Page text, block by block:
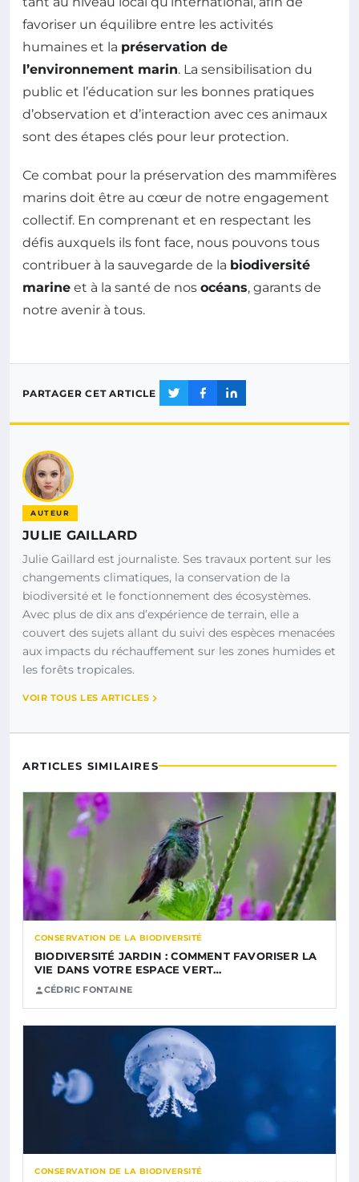
favoriser un équilibre entre les activités
humaines et la préservation de
l’environnement marin. La sensibilisation du
public et l’éducation sur les bonnes pratiques
d’observation et d’interaction avec ces animaux
sont des étapes clés pour leur protection.
Ce combat pour la préservation des mammifères
marins doit être au cœur de notre engagement
collectif. En comprenant et en respectant les
défis auxquels ils font face, nous pouvons tous
contribuer à la sauvegarde de la biodiversité
marine et à la santé de nos océans, garants de
notre avenir à tous.
PARTAGER CET ARTICLE
AUTEUR
JULIE GAILLARD
Julie Gaillard est journaliste. Ses travaux portent sur les
changements climatiques, la conservation de la
biodiversité et le fonctionnement des écosystèmes.
Avec plus de dix ans d’expérience de terrain, elle a
couvert des sujets allant du suivi des espèces menacées
aux impacts du réchauffement sur les zones humides et
les forêts tropicales.
VOIR TOUS LES ARTICLES
ARTICLES SIMILAIRES
CONSERVATION DE LA BIODIVERSITÉ
BIODIVERSITÉ JARDIN : COMMENT FAVORISER LA
VIE DANS VOTRE ESPACE VERT…
CÉDRIC FONTAINE
CONSERVATION DE LA BIODIVERSITÉ